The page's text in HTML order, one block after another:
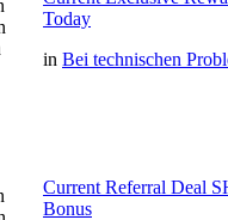
Today
in Bei technischen
Current Referral Deal
Bonus